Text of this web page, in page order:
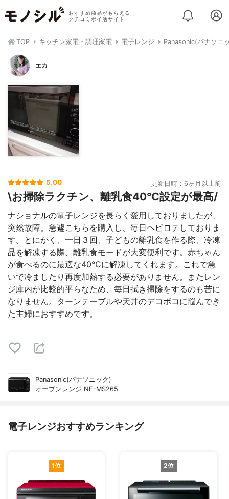
おすすめ商品がもらえる
クチコミポイ活サイト
TOP キッチン家電・調理家電 電子レンジ Panasonic(パナソニ
エカ
5.00 更新日時：6ヶ月以上前
\お掃除ラクチン、離乳食40℃設定が最高/
ナショナルの電子レンジを長らく愛用しておりましたが、
突然故障。急遽こちらを購入し、毎日ヘビロテしておりま
す。とにかく、一日３回、子どもの離乳食を作る際、冷凍
品を解凍する際、離乳食モードが大変便利です。赤ちゃん
が食べるのに最適な40℃に解凍してくれます。これで急
いで冷ましたり再度加熱する必要がありません。またレン
ジ庫内が比較的平らなため、毎日拭き掃除をするのも苦に
なりません。ターンテーブルや天井のデコボコに悩んでき
た主婦におすすめです。
Panasonic(パナソニック)
オーブンレンジ NE-MS265
電子レンジおすすめランキング
1位 2位